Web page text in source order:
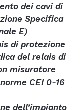
dei cavi di
Specifica
E)
di protezione
del relais di
misuratore
CEI 0-16
dell’impianto